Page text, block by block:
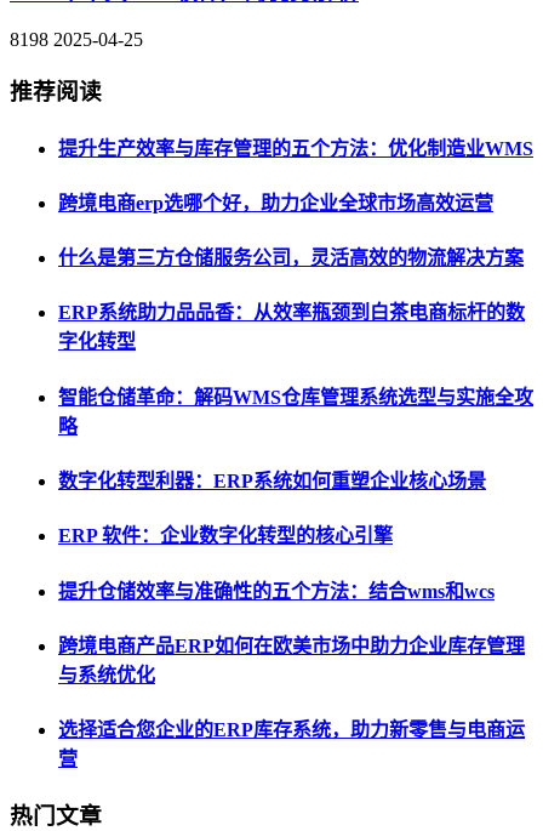
8198 2025-04-25
推荐阅读
提升生产效率与库存管理的五个方法：优化制造业WMS
跨境电商erp选哪个好，助力企业全球市场高效运营
什么是第三方仓储服务公司，灵活高效的物流解决方案
ERP系统助力品品香：从效率瓶颈到白茶电商标杆的数
字化转型
智能仓储革命：解码WMS仓库管理系统选型与实施全攻
略
数字化转型利器：ERP系统如何重塑企业核心场景
ERP 软件：企业数字化转型的核心引擎
提升仓储效率与准确性的五个方法：结合wms和wcs
跨境电商产品ERP如何在欧美市场中助力企业库存管理
与系统优化
选择适合您企业的ERP库存系统，助力新零售与电商运
营
热门文章